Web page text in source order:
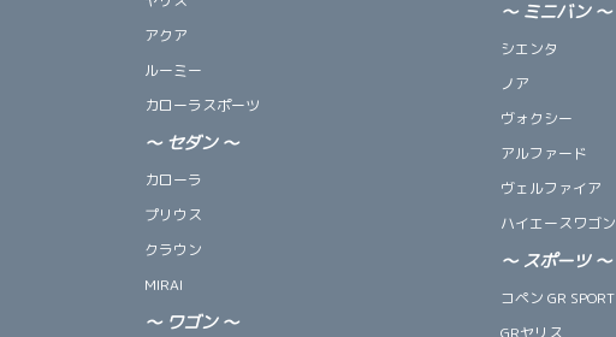
アクア
ルーミー
カローラスポーツ
～ セダン ～
カローラ
プリウス
クラウン
MIRAI
～ ワゴン ～
～ ミニバン ～
シエンタ
ノア
ヴォクシー
アルファード
ヴェルファイア
ハイエースワゴン
～ スポーツ ～
コペン GR SPORT